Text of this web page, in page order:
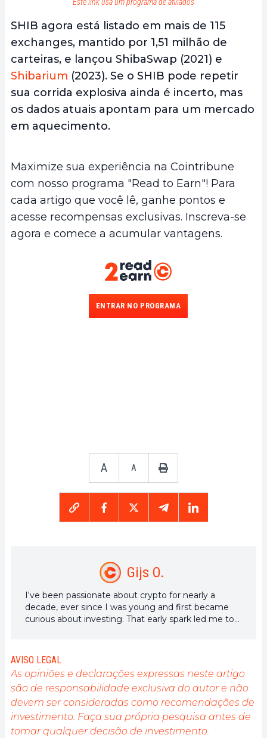
Este link usa um programa de afiliados
SHIB agora está listado em mais de 115
exchanges, mantido por 1,51 milhão de
carteiras, e lançou ShibaSwap (2021) e
Shibarium (2023). Se o SHIB pode repetir
sua corrida explosiva ainda é incerto, mas
os dados atuais apontam para um mercado
em aquecimento.
Maximize sua experiência na Cointribune
com nosso programa "Read to Earn"! Para
cada artigo que você lê, ganhe pontos e
acesse recompensas exclusivas. Inscreva-se
agora e comece a acumular vantagens.
ENTRAR NO PROGRAMA
A A
Gijs O.
I've been passionate about crypto for nearly a
decade, ever since I was young and first became
curious about investing. That early spark led me to
AVISO LEGAL
As opiniões e declarações expressas neste artigo
são de responsabilidade exclusiva do autor e não
devem ser consideradas como recomendações de
investimento. Faça sua própria pesquisa antes de
tomar qualquer decisão de investimento.